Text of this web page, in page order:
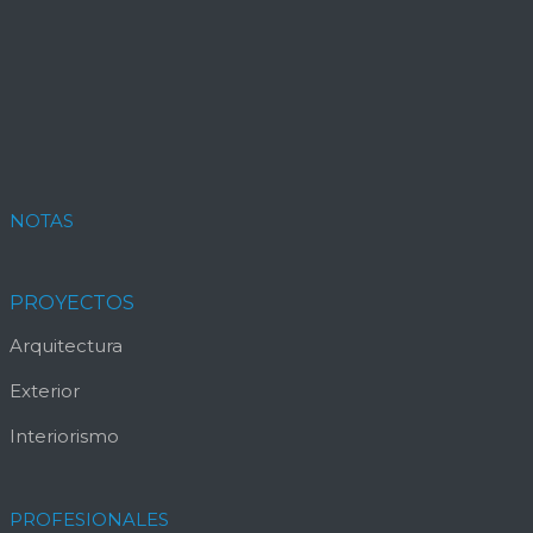
NOTAS
PROYECTOS
Arquitectura
Exterior
Interiorismo
PROFESIONALES